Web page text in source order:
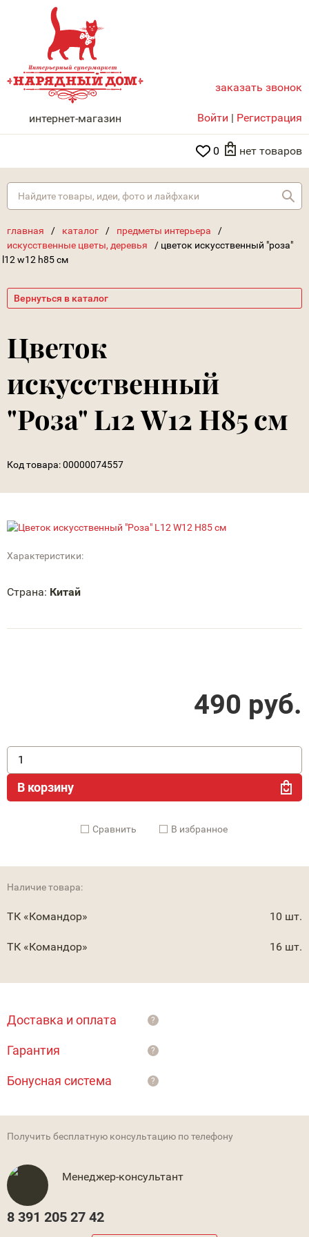
НАРЯДНЫЙ ДОМ
интернет-магазин
заказать звонок
Войти | Регистрация
0 нет товаров
главная / каталог / предметы интерьера
/
искусственные цветы, деревья
/ цветок искусственный "роза"
l12 w12 h85 см
Вернуться в каталог
Цветок
искусственный
"Роза" L12 W12 H85 см
Код товара:00000074557
Характеристики:
Страна: Китай
490 руб.
В корзину
Cравнить В избранное
Наличие товара:
ТК «Командор» 10 шт.
ТК «Командор» 16 шт.
Доставка и оплата ?
Гарантия ?
Бонусная система ?
Получить бесплатную консультацию по телефону
Менеджер-консультант
8 391 205 27 42